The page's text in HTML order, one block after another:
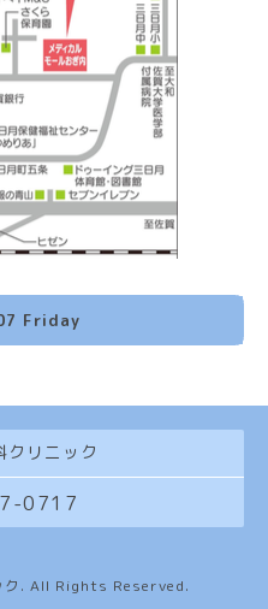
Friday
クリニック
0717
. All Rights Reserved.